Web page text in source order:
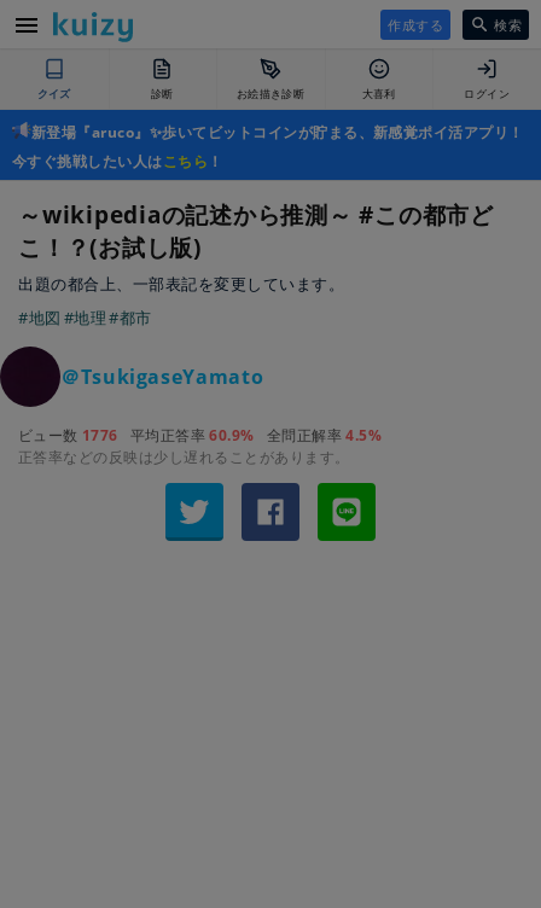
作成する 検索
クイズ 診断 お絵描き診断 大喜利 ログイン
新登場『aruco』✨歩いてビットコインが貯まる、新感覚ポイ活アプリ！
今すぐ挑戦したい人はこちら ！
～wikipediaの記述から推測～ #この都市ど
こ！？(お試し版)
出題の都合上、一部表記を変更しています。
#地図 #地理#都市
＠TsukigaseYamato
ビュー数 1776 平均正答率60.9% 全問正解率4.5%
正答率などの反映は少し遅れることがあります。